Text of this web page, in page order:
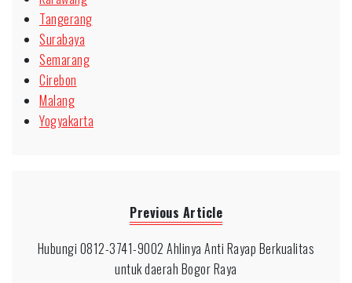
Tangerang
Surabaya
Semarang
Cirebon
Malang
Yogyakarta
Previous Article
Hubungi 0812-3741-9002 Ahlinya Anti Rayap Berkualitas
untuk daerah Bogor Raya